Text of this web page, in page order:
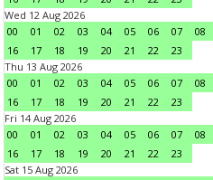
Wed 12 Aug 2026
00
01 02 03 04 05 06 07 08
16
17 18 19 20 21 22
23
Thu 13 Aug 2026
00
01 02 03 04 05 06 07 08
16
17 18 19 20 21 22
23
Fri 14 Aug 2026
00
01 02 03 04 05 06 07 08
16
17 18 19 20 21 22
23
Sat 15 Aug 2026